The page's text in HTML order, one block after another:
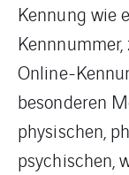
Kennung wie
Online-
besonderen
physischen,
psychischen,